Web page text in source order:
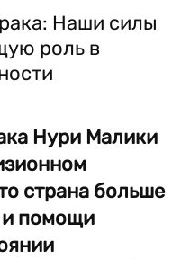
Нури Малики
страна больше
и помощи